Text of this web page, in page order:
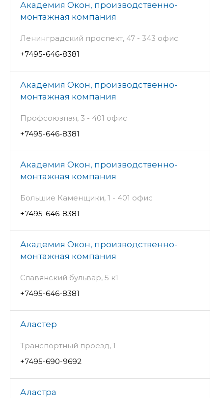
Академия Окон, производственно-
монтажная компания
Ленинградский проспект, 47 - 343 офис
+7495-646-8381
Академия Окон, производственно-
монтажная компания
Профсоюзная, 3 - 401 офис
+7495-646-8381
Академия Окон, производственно-
монтажная компания
Большие Каменщики, 1 - 401 офис
+7495-646-8381
Академия Окон, производственно-
монтажная компания
Славянский бульвар, 5 к1
+7495-646-8381
Аластер
Транспортный проезд, 1
+7495-690-9692
Аластра